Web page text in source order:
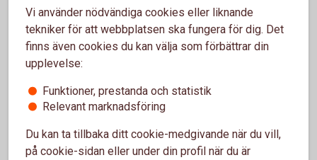
Arbetslivserfarenhet i urval
Högskolan Kristianstad, lärare och forskare samt olika
akademiska ledarskapsuppdrag såsom prorektor,
vicerektor och prefekt
Andra styrelseuppdrag
Vi använder nödvändiga cookies eller liknande
tekniker för att webbplatsen ska fungera för dig. Det
finns även cookies du kan välja som förbättrar din
upplevelse:
Funktioner, prestanda och statistik
Relevant marknadsföring
Du kan ta tillbaka ditt cookie-medgivande när du vill,
på cookie-sidan eller under din profil när du är